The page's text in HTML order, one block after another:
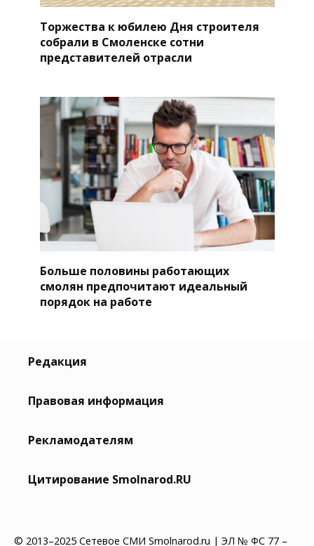
Торжества к юбилею Дня строителя
собрали в Смоленске сотни
представителей отрасли
Больше половины работающих
смолян предпочитают идеальный
порядок на работе
Редакция
Правовая информация
Рекламодателям
Цитирование Smolnarod.RU
© 2013–2025 Сетевое СМИ Smolnarod.ru | ЭЛ № ФС 77 –